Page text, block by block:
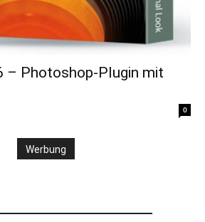
– Photoshop-Plugin mit
0
Werbung